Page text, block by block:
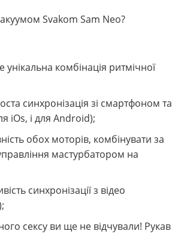
Svakom Sam Neo?
комбінація ритмічної
синхронізація зі смартфоном та
iOs, і для Android);
обох моторів, комбінувати за
мастурбатором на
синхронізації з відео
сексу ви ще не відчували! Рукав